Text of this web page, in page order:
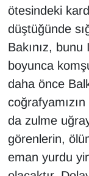
ötesindeki
düştüğünde
Bakınız,
boyunca
daha önce
da zulme
görenlerin,
eman yurdu